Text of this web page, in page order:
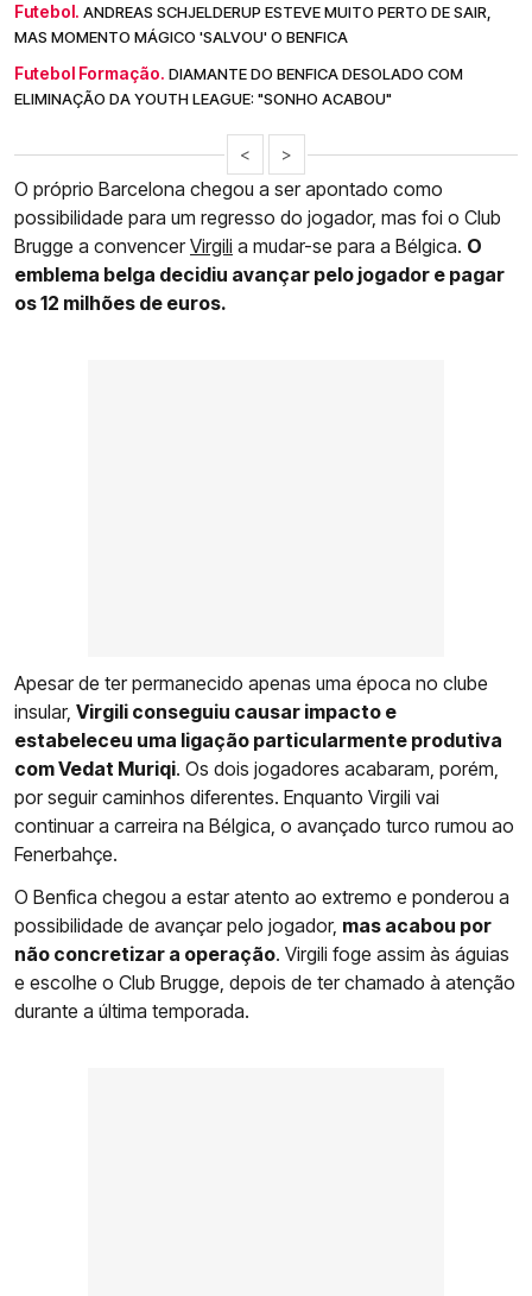
Futebol. ANDREAS SCHJELDERUP ESTEVE MUITO PERTO DE SAIR,
MAS MOMENTO MÁGICO 'SALVOU' O BENFICA
Futebol Formação. DIAMANTE DO BENFICA DESOLADO COM
ELIMINAÇÃO DA YOUTH LEAGUE: "SONHO ACABOU"
< >
O próprio Barcelona chegou a ser apontado como
possibilidade para um regresso do jogador, mas foi o Club
Brugge a convencerVirgili a mudar-se para a Bélgica. O
emblema belga decidiu avançar pelo jogador e pagar
os 12 milhões de euros.
Apesar de ter permanecido apenas uma época no clube
insular, Virgili conseguiu causar impacto e
estabeleceu uma ligação particularmente produtiva
com Vedat Muriqi. Os dois jogadores acabaram, porém,
por seguir caminhos diferentes. Enquanto Virgili vai
continuar a carreira na Bélgica, o avançado turco rumou ao
Fenerbahçe.
O Benfica chegou a estar atento ao extremo e ponderou a
possibilidade de avançar pelo jogador, mas acabou por
não concretizar a operação. Virgili foge assim às águias
e escolhe o Club Brugge, depois de ter chamado à atenção
durante a última temporada.